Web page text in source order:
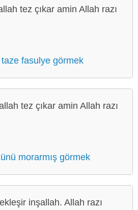
tez çıkar amin Allah razı
fasulye görmek
tez çıkar amin Allah razı
morarmış görmek
inşallah. Allah razı